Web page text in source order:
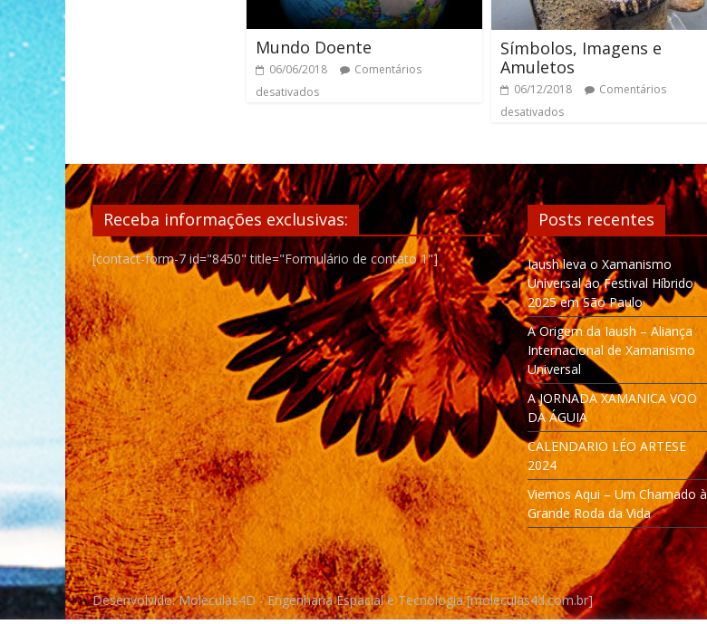
Mundo Doente
06/06/2018
Comentários
desativados
Símbolos, Imagens e
Amuletos
06/12/2018
Comentários
desativados
Receba informações exclusivas:
[contact-form-7 id="8450" title="Formulário de contato 1"]
Posts recentes
Iaush leva o Xamanismo
Universal ao Festival Híbrido
2025 em São Paulo
A Origem da Iaush – Aliança
Internacional de Xamanismo
Universal
A JORNADA XAMANICA VOO
DA ÁGUIA
CALENDARIO LÉO ARTESE
2024
Viemos Aqui – Um Chamado à
Grande Roda da Vida
Desenvolvido: Moleculas4D - Engenharia Espacial e Tecnologia [moleculas4d.com.br]